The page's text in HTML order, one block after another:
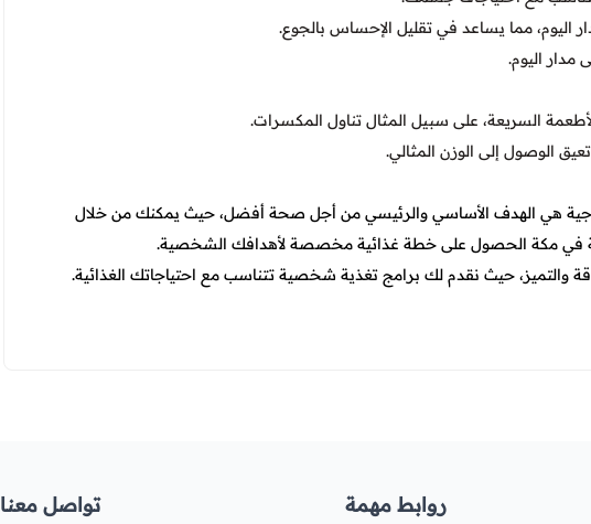
اليوم، مما يساعد في تقليل الإحساس بالجوع.
مدار اليوم.
السريعة، على سبيل المثال تناول المكسرات.
الوصول إلى الوزن المثالي.
هي الهدف الأساسي والرئيسي من أجل صحة أفضل، حيث يمكنك من خلال
في مكة الحصول على خطة غذائية مخصصة لأهدافك الشخصية.
والتميز، حيث نقدم لك برامج تغذية شخصية تتناسب مع احتياجاتك الغذائية.
روابط مهمة تواصل معنا